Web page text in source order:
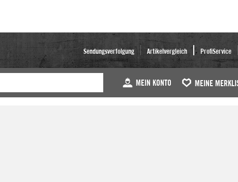
Sendungsverfolgung Artikelvergleich ProfiService
MEIN KONTO MEINE